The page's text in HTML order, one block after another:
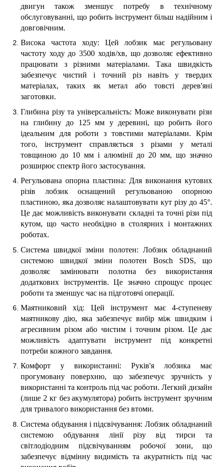
двигун також зменшує потребу в технічному
обслуговуванні, що робить інструмент більш надійним і
довговічним.
Висока частота ходу: Цей лобзик має регульовану
частоту ходу до 3500 ходів/хв, що дозволяє ефективно
працювати з різними матеріалами. Така швидкість
забезпечує чистий і точний різ навіть у твердих
матеріалах, таких як метал або товсті дерев'яні
заготовки.
Глибина різу та універсальність: Може виконувати різи
на глибину до 125 мм у деревині, що робить його
ідеальним для роботи з товстими матеріалами. Крім
того, інструмент справляється з різами у металі
товщиною до 10 мм і алюмінії до 20 мм, що значно
розширює спектр його застосування.
Регульована опорна пластина: Для виконання кутових
різів лобзик оснащений регульованою опорною
пластиною, яка дозволяє налаштовувати кут різу до 45°.
Це дає можливість виконувати складні та точні різи під
кутом, що часто необхідно в столярних і монтажних
роботах.
Система швидкої зміни полотен: Лобзик обладнаний
системою швидкої зміни полотен Bosch SDS, що
дозволяє замінювати полотна без використання
додаткових інструментів. Це значно спрощує процес
роботи та зменшує час на підготовчі операції.
Маятниковий хід: Цей інструмент має 4-ступеневу
маятникову дію, яка забезпечує вибір між швидким і
агресивним різом або чистим і точним різом. Це дає
можливість адаптувати інструмент під конкретні
потреби кожного завдання.
Комфорт у використанні: Руків'я лобзика має
прогумовану поверхню, що забезпечує зручність у
використанні та контроль під час роботи. Легкий дизайн
(лише 2 кг без акумулятора) робить інструмент зручним
для тривалого використання без втоми.
Система обдування і підсвічування: Лобзик обладнаний
системою обдування лінії різу від тирси та
світлодіодним підсвічуванням робочої зони, що
забезпечує відмінну видимість та акуратність під час